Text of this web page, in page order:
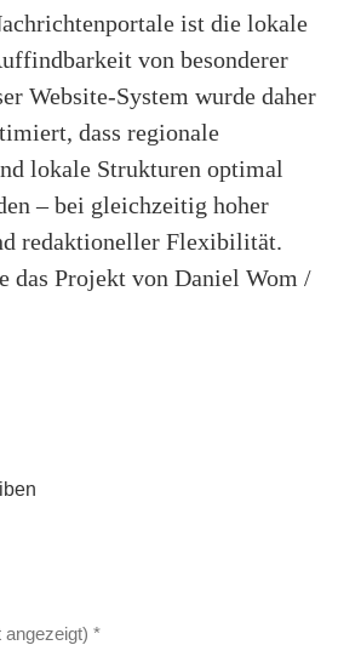
ist die lokale
von besonderer
Website-System wurde daher
dass regionale
lokale Strukturen optimal
– bei gleichzeitig hoher
redaktioneller Flexibilität.
das Projekt von Daniel Wom /